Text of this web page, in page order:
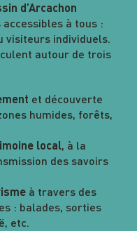
d’Arcachon
à tous :
visiteurs individuels.
autour de trois
et découverte
humides, forêts,
local, à la
des savoirs
à travers des
: balades, sorties
etc.